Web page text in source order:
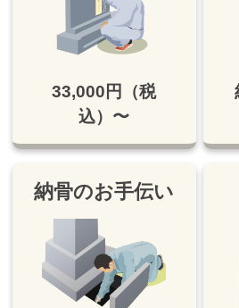
33,000円（税
込）〜
納骨のお手伝い